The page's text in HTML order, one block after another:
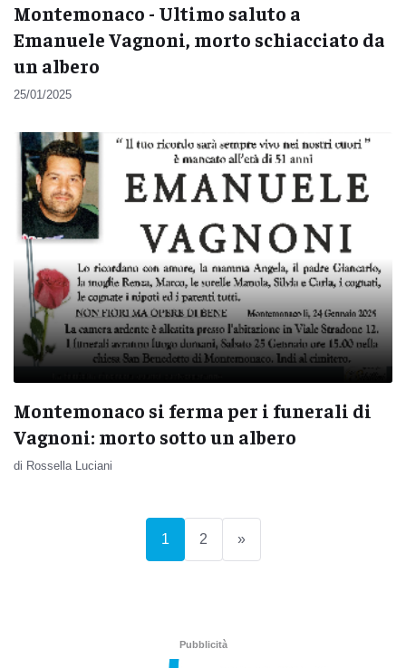
Montemonaco - Ultimo saluto a
Emanuele Vagnoni, morto schiacciato da
un albero
25/01/2025
Montemonaco si ferma per i funerali di
Vagnoni: morto sotto un albero
di Rossella Luciani
1 (current)
2 »
Pubblicità